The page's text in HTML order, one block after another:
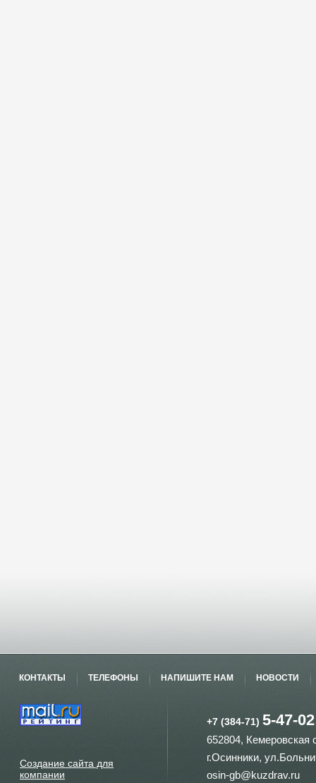
КОНТАКТЫ ТЕЛЕФОНЫ НАПИШИТЕ НАМ НОВОСТИ
Создание сайта для
компании
+7 (384-71) 5-47-02
652804, Кемеровская
г.Осинники,
osin-gb@kuzdrav.ru